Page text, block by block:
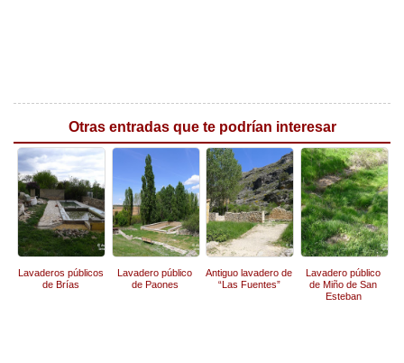
Otras entradas que te podrían interesar
Lavaderos públicos
de Brías
Lavadero público
de Paones
Antiguo lavadero de
“Las Fuentes”
Lavadero público
de Miño de San
Esteban